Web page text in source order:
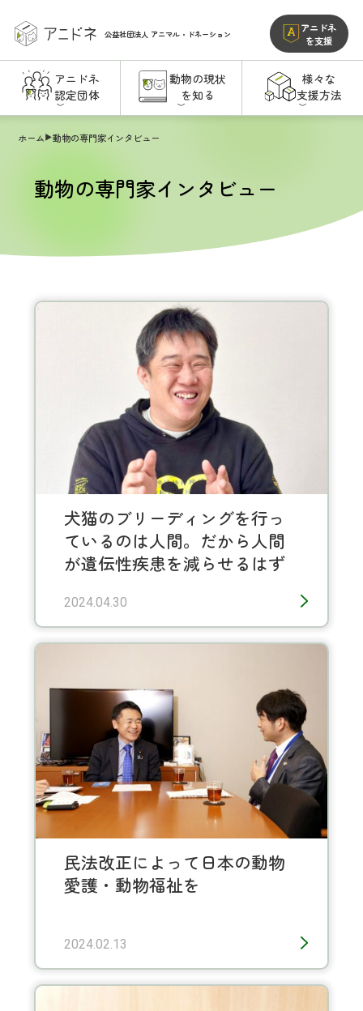
公益社団法人 アニマル・ドネーション
アニドネ
を支援
アニドネ
認定団体
動物の現状
を知る
様々な
支援方法
ホーム 動物の専門家インタビュー
動物の専門家インタビュー
犬猫のブリーディングを行っ
ているのは人間。だから人間
が遺伝性疾患を減らせるはず
2024.04.30
民法改正によって日本の動物
愛護・動物福祉を
2024.02.13